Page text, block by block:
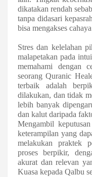
dikatakan rendah
tanpa didasari
bisa mengakses
Stres dan kelelahan
malapetakan pada
memahami dengan
seorang Quranic
terbaik adalah
dilakukan, dan tidak
lebih banyak
dan kalut daripada
Mengambil
keterampilan yang
melakukan praktek
proses berpikir,
akurat dan relevan
Kuasa kepada Qalbu